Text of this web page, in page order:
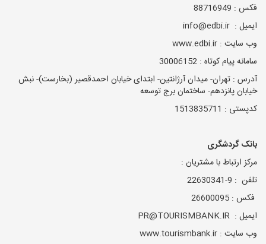
فکس : 88716949
ایمیل : info@edbi.ir
وب سایت : www.edbi.ir
سامانه پیام کوتاه : 30006152
آدرس : تهران- میدان آرژانتین- ابتدای خیابان احمدقصیر (بخارست)- نبش
خیابان پانزدهم- ساختمان برج توسعه
کدپستی : 1513835711
بانک گردشگری
مرکز ارتباط با مشتریان :
تلفن : 9-22630341
فکس : 26600095
ایمیل : PR@TOURISMBANK.IR
وب سایت : www.tourismbank.ir